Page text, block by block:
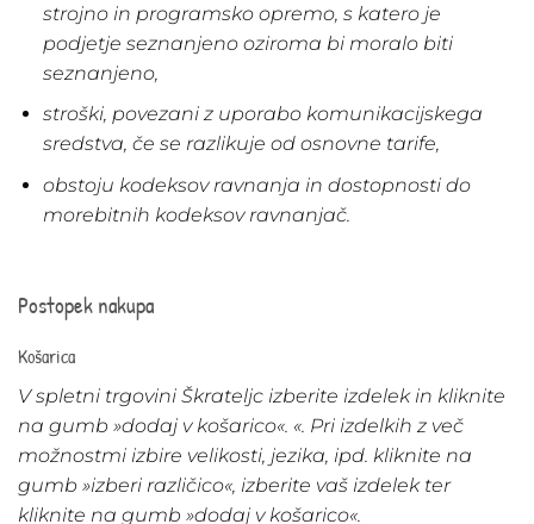
strojno in programsko opremo, s katero je
podjetje seznanjeno oziroma bi moralo biti
seznanjeno,
stroški, povezani z uporabo komunikacijskega
sredstva, če se razlikuje od osnovne tarife,
obstoju kodeksov ravnanja in dostopnosti do
morebitnih kodeksov ravnanjač.
Postopek nakupa
Košarica
V spletni trgovini Škrateljc izberite izdelek in kliknite
na gumb »dodaj v košarico«. «. Pri izdelkih z več
možnostmi izbire velikosti, jezika, ipd. kliknite na
gumb »izberi različico«, izberite vaš izdelek ter
kliknite na gumb »dodaj v košarico«.